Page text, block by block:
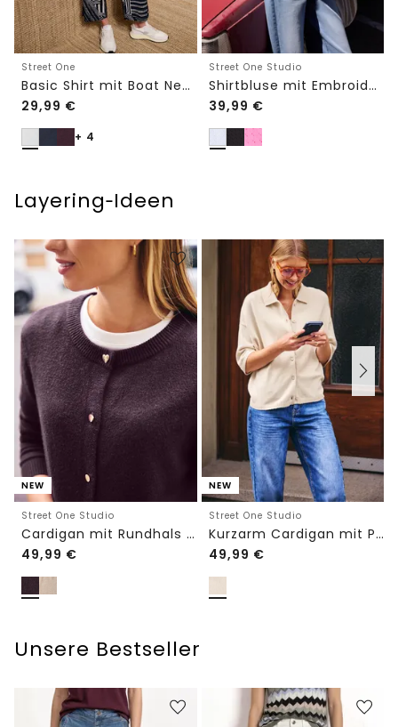
Street One
Basic Shirt mit Boat Neck und Elastikbund
29,99 €
+ 4
Street One Studio
Shirtbluse mit Embroidery-Front
39,99 €
Layering‑Ideen
NEW
Street One Studio
Cardigan mit Rundhals und Knöpfen
49,99 €
NEW
Street One Studio
Kurzarm Cardigan mit Polokragen
49,99 €
Unsere Bestseller